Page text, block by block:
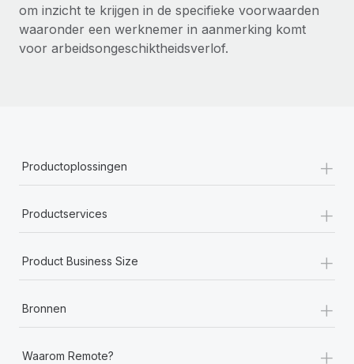
om inzicht te krijgen in de specifieke voorwaarden
waaronder een werknemer in aanmerking komt
voor arbeidsongeschiktheidsverlof.
Productoplossingen +
Productservices +
Product Business Size +
Bronnen +
Waarom Remote? +